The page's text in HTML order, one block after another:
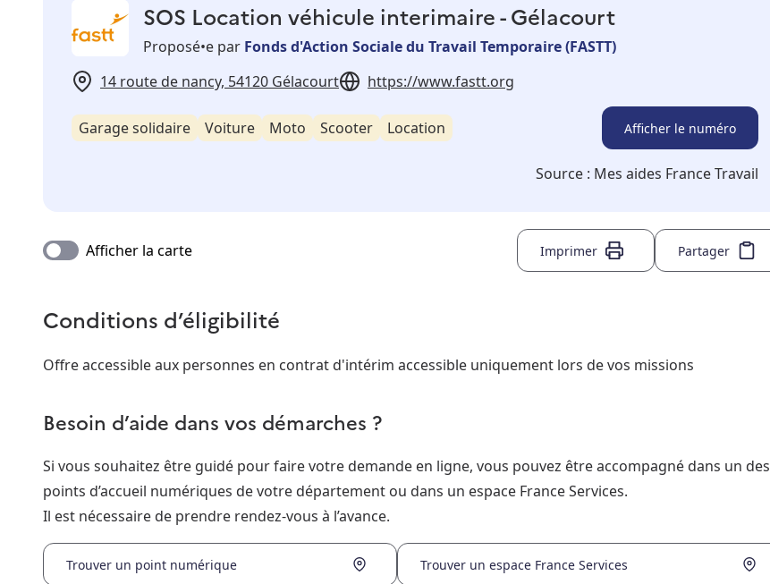
SOS Location véhicule interimaire - Gélacourt
Proposé•e par Fonds d'Action Sociale du Travail Temporaire (FASTT)
14 route de nancy, 54120 Gélacourt
https://www.fastt.org
Garage solidaire Voiture Moto Scooter Location Afficher le numéro
Source : Mes aides France Travail
Afficher la carte Imprimer Partager
Conditions d’éligibilité
Offre accessible aux personnes en contrat d'intérim accessible uniquement lors de vos missions
Besoin d’aide dans vos démarches ?
Si vous souhaitez être guidé pour faire votre demande en ligne, vous pouvez être accompagné dans un des
points d’accueil numériques de votre département ou dans un espace France Services.
Il est nécessaire de prendre rendez-vous à l’avance.
Trouver un point numérique Trouver un espace France Services